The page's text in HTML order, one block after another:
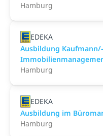
Hamburg
EDEKA
Ausbildung
Hamburg
EDEKA
Ausbildung im
Hamburg